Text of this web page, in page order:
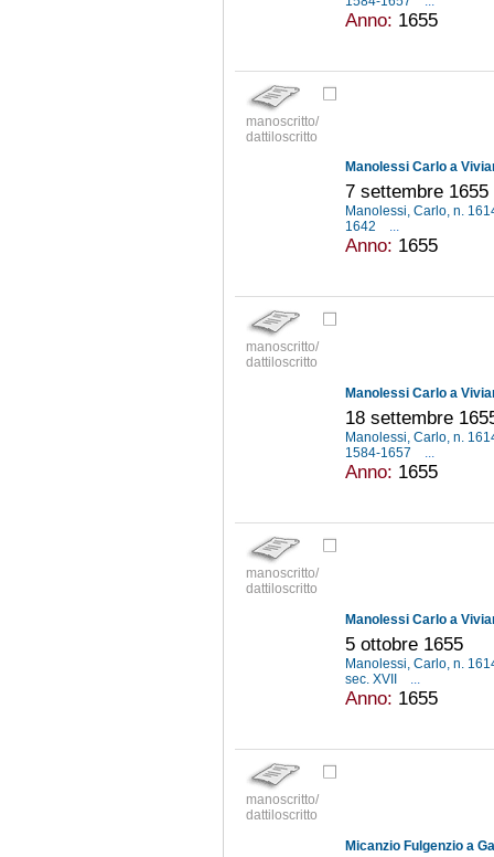
Anno: 1655
manoscritto/
dattiloscritto
Manolessi Carlo a
7 settembre 1655
Manolessi, Carlo, n.
1642
...
Anno: 1655
manoscritto/
dattiloscritto
Manolessi Carlo a
18 settembre
Manolessi, Carlo, n.
1584-1657
...
Anno: 1655
manoscritto/
dattiloscritto
Manolessi Carlo a
5 ottobre 1655
Manolessi, Carlo, n.
sec. XVII
...
Anno: 1655
manoscritto/
dattiloscritto
Micanzio Fulgenzio a